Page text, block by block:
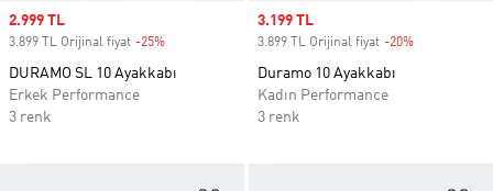
Sale price
2.999 TL
3.899 TL Orijinal fiyat -25%
DURAMO SL 10 Ayakkabı
Erkek Performance
3 renk
Sale price
3.199 TL
3.899 TL Orijinal fiyat -20%
Duramo 10 Ayakkabı
Kadın Performance
3 renk